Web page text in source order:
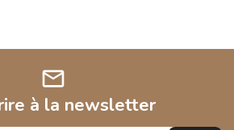
mail
à la newsletter